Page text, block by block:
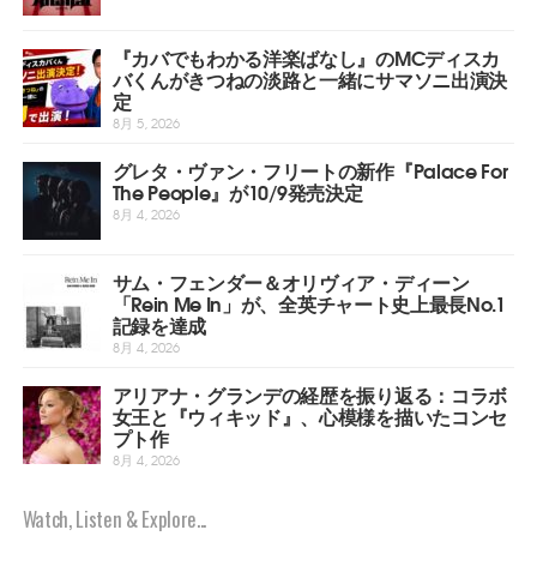
『カバでもわかる洋楽ばなし』のMCディスカ
バくんがきつねの淡路と一緒にサマソニ出演決
定
8月 5, 2026
グレタ・ヴァン・フリートの新作『Palace For
The People』が10/9発売決定
8月 4, 2026
サム・フェンダー＆オリヴィア・ディーン
「Rein Me In」が、全英チャート史上最長No.1
記録を達成
8月 4, 2026
アリアナ・グランデの経歴を振り返る：コラボ
女王と『ウィキッド』、心模様を描いたコンセ
プト作
8月 4, 2026
Watch, Listen & Explore...